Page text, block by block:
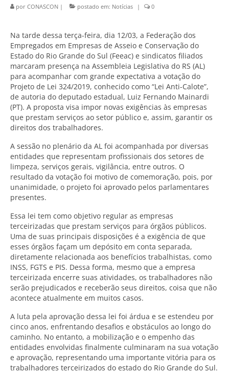
por CONASCON | postado em: Notícias | 0
Na tarde dessa terça-feira, dia 12/03, a Federação dos
Empregados em Empresas de Asseio e Conservação do
Estado do Rio Grande do Sul (Feeac) e sindicatos filiados
marcaram presença na Assembleia Legislativa do RS (AL)
para acompanhar com grande expectativa a votação do
Projeto de Lei 324/2019, conhecido como “Lei Anti-Calote”,
de autoria do deputado estadual, Luiz Fernando Mainardi
(PT). A proposta visa impor novas exigências às empresas
que prestam serviços ao setor público e, assim, garantir os
direitos dos trabalhadores.
A sessão no plenário da AL foi acompanhada por diversas
entidades que representam profissionais dos setores de
limpeza, serviços gerais, vigilância, entre outros. O
resultado da votação foi motivo de comemoração, pois, por
unanimidade, o projeto foi aprovado pelos parlamentares
presentes.
Essa lei tem como objetivo regular as empresas
terceirizadas que prestam serviços para órgãos públicos.
Uma de suas principais disposições é a exigência de que
esses órgãos façam um depósito em conta separada,
diretamente relacionada aos benefícios trabalhistas, como
INSS, FGTS e PIS. Dessa forma, mesmo que a empresa
terceirizada encerre suas atividades, os trabalhadores não
serão prejudicados e receberão seus direitos, coisa que não
acontece atualmente em muitos casos.
A luta pela aprovação dessa lei foi árdua e se estendeu por
cinco anos, enfrentando desafios e obstáculos ao longo do
caminho. No entanto, a mobilização e o empenho das
entidades envolvidas finalmente culminaram na sua votação
e aprovação, representando uma importante vitória para os
trabalhadores terceirizados do estado do Rio Grande do Sul.